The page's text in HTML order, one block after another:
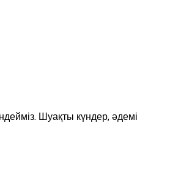
Шуақты күндер, әдемі